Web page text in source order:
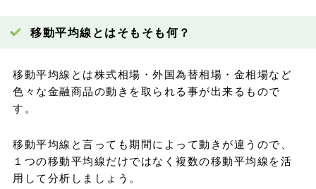
移動平均線とはそもそも何？
移動平均線とは株式相場・外国為替相場・金相場など
色々な金融商品の動きを取られる事が出来るもので
す。
移動平均線と言っても期間によって動きが違うので、
１つの移動平均線だけではなく複数の移動平均線を活
用して分析しましょう。